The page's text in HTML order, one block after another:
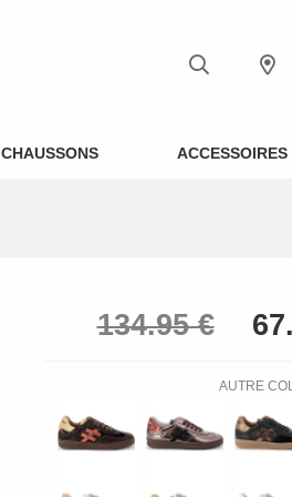
CHAUSSONS ACCESSOIRES
AUTRE